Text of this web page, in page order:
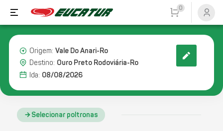
0
Origem: Vale Do Anari-Ro
Destino: Ouro Preto Rodoviária-Ro
Ida: 08/08/2026
Selecionar poltronas